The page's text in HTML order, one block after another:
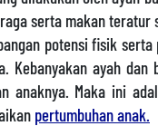
serta makan
potensi fisik
Kebanyakan ayah
anaknya. Maka ini
pertumbuhan anak.